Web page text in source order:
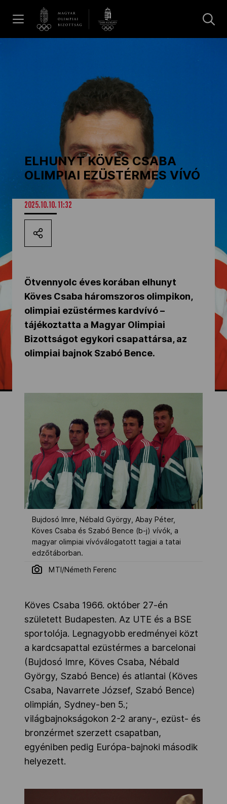
Dakar 2026
Los Angeles 2028
MOB
Kettőskarrier-program
NOB
Társszervezetek
OVEP
Adatbank
ELHUNYT KÖVES CSABA
OLIMPIAI EZÜSTÉRMES VÍVÓ
2025.10.10. 11:32
Ötvennyolc éves korában elhunyt
Köves Csaba háromszoros olimpikon,
olimpiai ezüstérmes kardvívó –
tájékoztatta a Magyar Olimpiai
Bizottságot egykori csapattársa, az
olimpiai bajnok Szabó Bence.
Bujdosó Imre, Nébald György, Abay Péter,
Köves Csaba és Szabó Bence (b-j) vívók, a
magyar olimpiai vívóválogatott tagjai a tatai
edzőtáborban.
MTI/Németh Ferenc
Köves Csaba 1966. október 27-én
született Budapesten. Az UTE és a BSE
sportolója. Legnagyobb eredményei közt
a kardcsapattal ezüstérmes a barcelonai
(Bujdosó Imre, Köves Csaba, Nébald
György, Szabó Bence) és atlantai (Köves
Csaba, Navarrete József, Szabó Bence)
olimpián, Sydney-ben 5.;
világbajnokságokon 2-2 arany-, ezüst- és
bronzérmet szerzett csapatban,
egyéniben pedig Európa-bajnoki második
helyezett.